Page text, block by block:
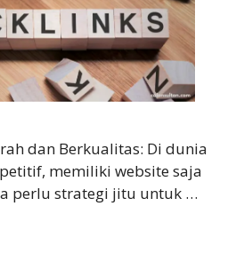
dan Berkualitas: Di dunia
memiliki website saja
perlu strategi jitu untuk …